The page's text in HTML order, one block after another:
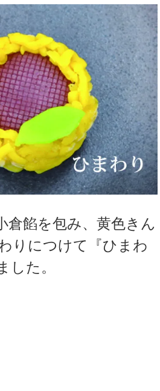
倉餡を包み、黄色きん
りにつけて『ひまわ
した。